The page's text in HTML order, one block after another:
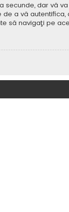
dar vă
a vă
să navigaţi pe